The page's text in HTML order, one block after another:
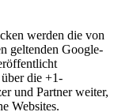
werden die von
geltenden Google-
die +1-
und Partner weiter,
Websites.